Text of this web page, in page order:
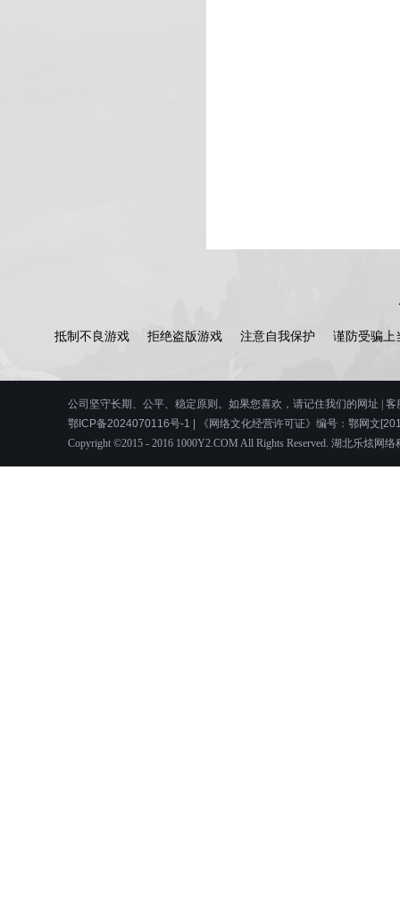
抵制不良游戏 拒绝盗版游戏 注意自我保护 谨防受骗上
公司坚守长期、公平、稳定原则。如果您喜欢，请记住我们的网址 | 客
鄂ICP备2024070116号-1 | 《网络文化经营许可证》编号：鄂网文
Copyright ©2015 - 2016 1000Y2.COM All Rights Reserved. 湖北乐炫网